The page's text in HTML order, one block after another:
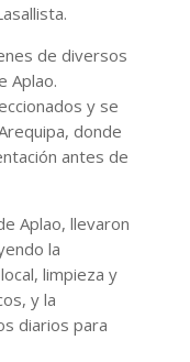
de diversos
Aplao.
y se
donde
antes de
Aplao, llevaron
la
limpieza y
y la
diarios para